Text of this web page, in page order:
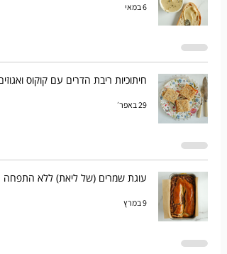
6 במאי
חיתוכיות ריבת הדרים עם קוקוס
29 באפר׳
עוגת שמרים (של ליאת) ללא התפחה
9 במרץ